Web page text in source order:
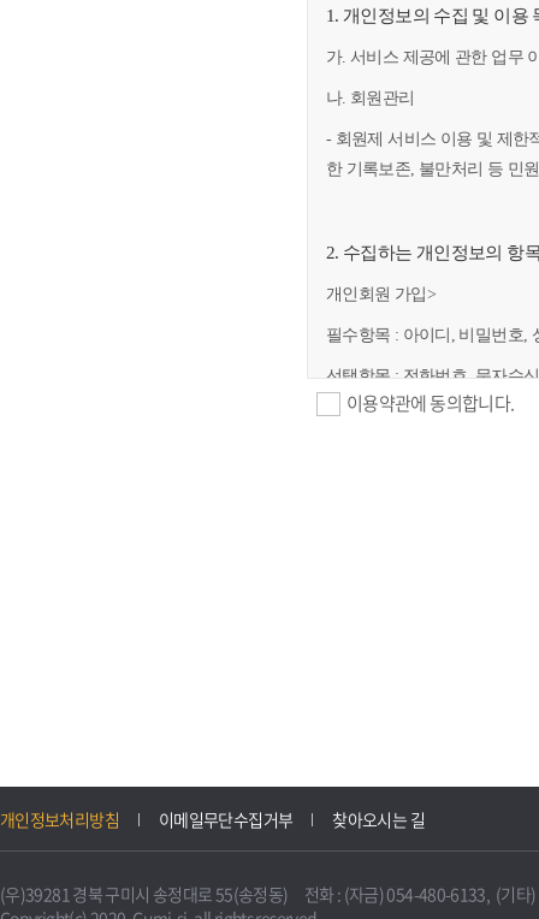
1. 개인정보의 수집 및 이용
가. 서비스 제공에 관한 업무
나. 회원관리
- 회원제 서비스 이용 및 제한
한 기록보존, 불만처리 등 민
2. 수집하는 개인정보의 항
개인회원 가입>
필수항목 : 아이디, 비밀번호,
선택항목 : 전화번호, 문자수
니다.
불필요하게 되었을 때에는
이용약관에 동의합니다.
개인정보처리방침 이메일무단수집거부 찾아오시는 길
(우)39281 경북 구미시 송정대로 55(송정동) 전화 : (자금) 054-480-6133, (기타